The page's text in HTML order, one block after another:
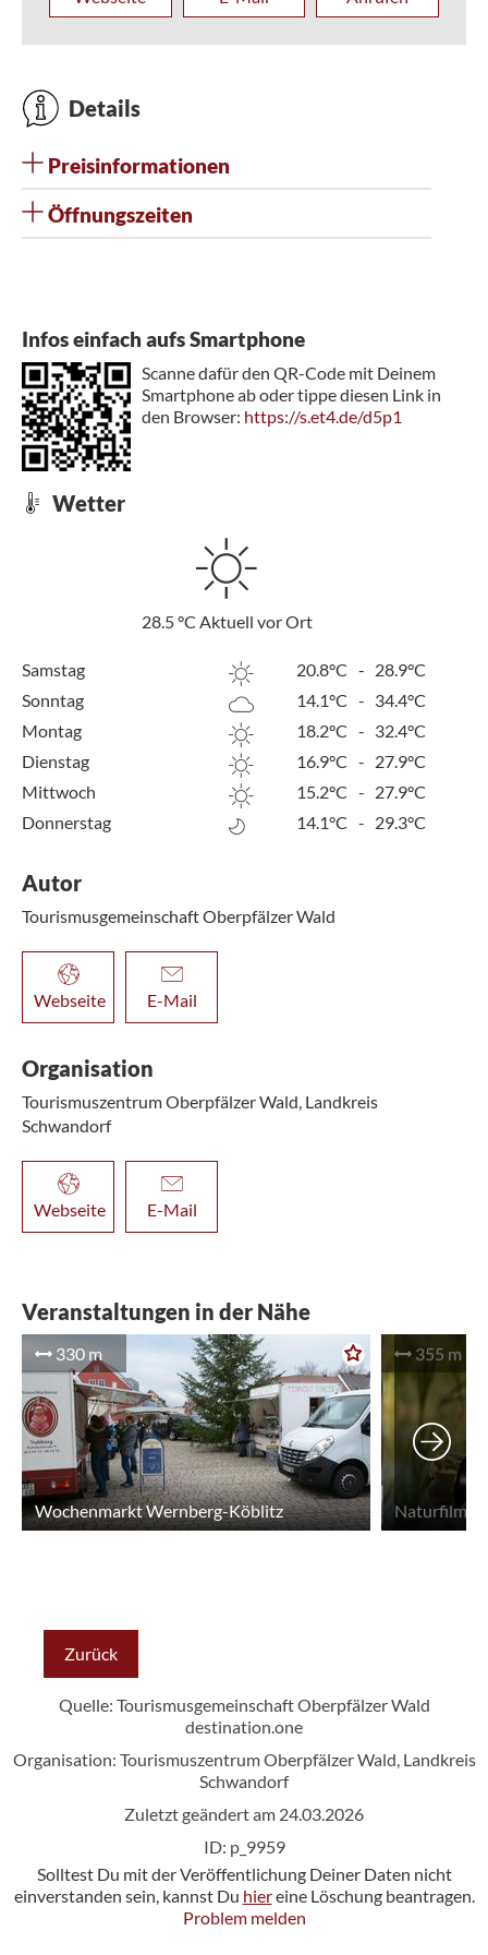
Details
Preisinformationen
Öffnungszeiten
Infos einfach aufs Smartphone
Scanne dafür den QR-Code mit Deinem
Smartphone ab oder tippe diesen Link in
den Browser: https://s.et4.de/d5p1
Wetter
28.5°C Aktuell vor Ort
Samstag 20.8°C - 28.9°C
Sonntag
14.1°C - 34.4°C
Montag
18.2°C - 32.4°C
Dienstag
16.9°C - 27.9°C
Mittwoch
15.2°C - 27.9°C
Donnerstag
14.1°C - 29.3°C
Autor
Tourismusgemeinschaft Oberpfälzer Wald
Webseite E-Mail
Organisation
Tourismuszentrum Oberpfälzer Wald, Landkreis
Schwandorf
Webseite E-Mail
Veranstaltungen in der Nähe
330 m
Wochenmarkt Wernberg-Köblitz
355 m
Zurück
Quelle: Tourismusgemeinschaft Oberpfälzer Wald
destination.one
Organisation: Tourismuszentrum Oberpfälzer Wald, Landkreis
Schwandorf
Zuletzt geändert am 24.03.2026
ID: p_9959
Solltest Du mit der Veröffentlichung Deiner Daten nicht
einverstanden sein, kannst Du hiereine Löschung beantragen.
Problem melden